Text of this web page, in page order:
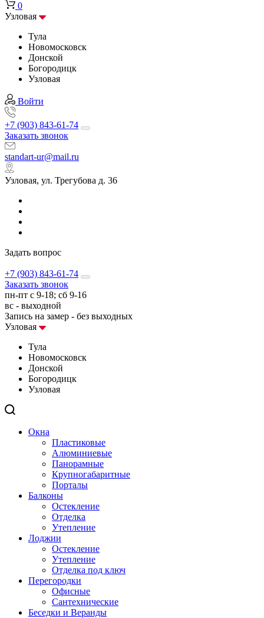
0
Узловая
Тула
Новомосковск
Донской
Богородицк
Узловая
Войти
+7 (903) 843-61-74
Заказать звонок
standart-ur@mail.ru
Узловая, ул. Трегубова д. 36
Задать вопрос
+7 (903) 843-61-74
Заказать звонок
пн-пт с 9-18; сб 9-16
вс - выходной
Запись на замер - без выходных
Узловая
Тула
Новомосковск
Донской
Богородицк
Узловая
Окна
Пластиковые
Алюминиевые
Панорамные
Крупногабаритные
Порталы
Балконы
Остекление
Отделка
Утепление
Лоджии
Остекление
Утепление
Отделка под ключ
Перегородки
Офисные
Сантехнические
Беседки и Веранды